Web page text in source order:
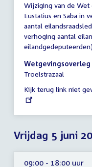
vergadering
14:00
-
18:00
uur
Wijziging van de Wet
Eustatius en Saba in
aantal
verhoging aantal
eilandgedeputeerden)
Wetgevingsoverleg
Troelstrazaal
Kijk terug link niet
Vrijdag 5 juni
09:00 - 18:00 uur